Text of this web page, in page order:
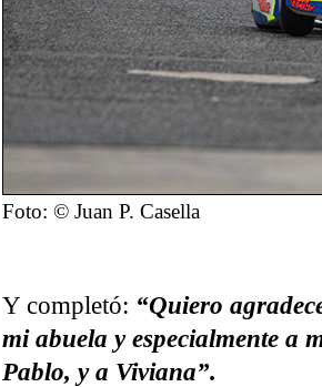
Foto: © Juan P. Casella
Y completó: “Quiero
mi abuela y especialmente a
Pablo, y a Viviana”.